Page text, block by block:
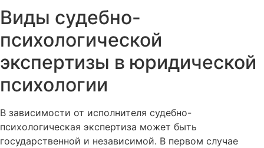
Виды судебно-
психологической
экспертизы в юридической
психологии
В зависимости от исполнителя судебно-
психологическая экспертиза может быть
государственной и независимой. В первом случае